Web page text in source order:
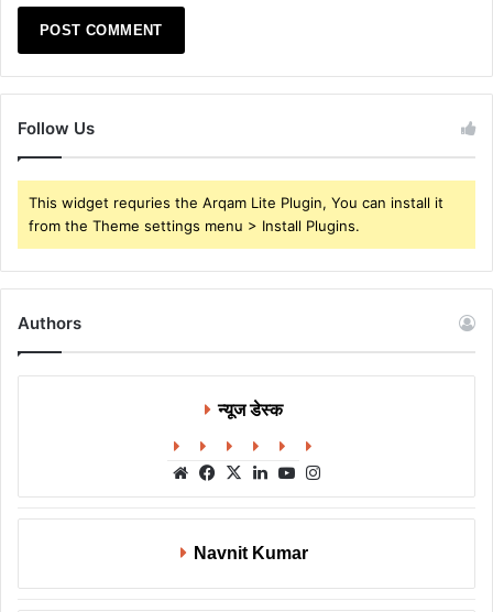
Follow Us
This widget requries the Arqam Lite Plugin, You can install it
from the Theme settings menu > Install Plugins.
Authors
न्यूज डेस्क
WebsiteFacebook
X LinkedInYouTube
Navnit Kumar